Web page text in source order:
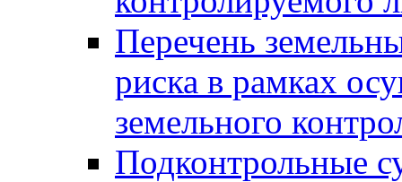
Перечень
риска в рамках
земельного
Подконтрольные